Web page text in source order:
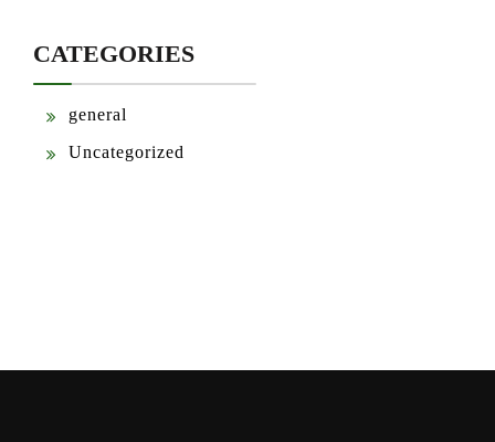
CATEGORIES
general
Uncategorized